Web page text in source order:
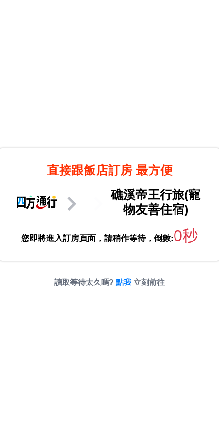
直接跟飯店訂房 最方便
礁溪帝王行旅(寵
物友善住宿)
您即將進入訂房頁面，請稍作等待，倒數:0秒
讀取等待太久嗎? 點我 立刻前往